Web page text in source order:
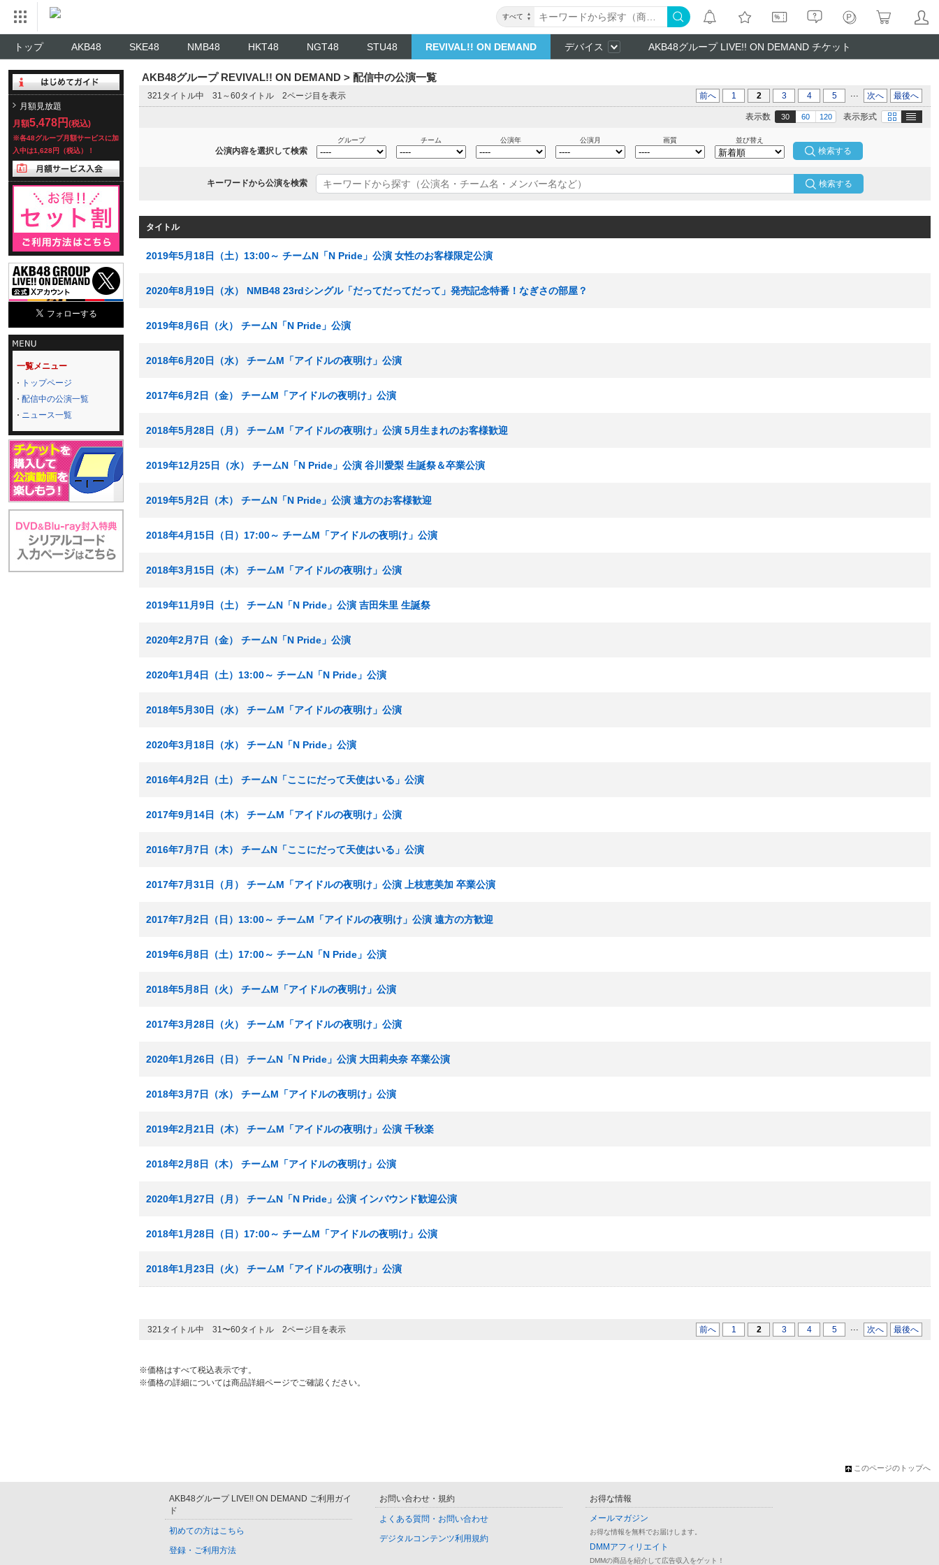
すべて
トップ AKB48 SKE48 NMB48 HKT48 NGT48 STU48 REVIVAL!! ON DEMAND デバイス AKB48グループ LIVE!! ON DEMAND チケット
月額見放題
月額5,478円 (税込)
※各48グループ月額サービスに加
入中は1,628円（税込）！
一覧メニュー
トップページ
配信中の公演一覧
ニュース一覧
AKB48グループ REVIVAL!! ON DEMAND > 配信中の公演一覧
321タイトル中 31～60タイトル 2ページ目を表示 前へ 1 2 3 4 5 ... 次へ 最後へ
表示形式 画像
表示数 30 60 120
公演内容を選択して検索
グループ チーム 公演年 公演月 画質 並び替え
キーワードから公演を検索 検索する
タイトル
2019年5月18日（土）13:00～ チームN「N Pride」公演 女性のお客様限定公演
2020年8月19日（水） NMB48 23rdシングル「だってだってだって」発売記念特番！なぎさの部屋？
2019年8月6日（火） チームN「N Pride」公演
2018年6月20日（水） チームM「アイドルの夜明け」公演
2017年6月2日（金） チームM「アイドルの夜明け」公演
2018年5月28日（月） チームM「アイドルの夜明け」公演 5月生まれのお客様歓迎
2019年12月25日（水） チームN「N Pride」公演 谷川愛梨 生誕祭＆卒業公演
2019年5月2日（木） チームN「N Pride」公演 遠方のお客様歓迎
2018年4月15日（日）17:00～ チームM「アイドルの夜明け」公演
2018年3月15日（木） チームM「アイドルの夜明け」公演
2019年11月9日（土） チームN「N Pride」公演 吉田朱里 生誕祭
2020年2月7日（金） チームN「N Pride」公演
2020年1月4日（土）13:00～ チームN「N Pride」公演
2018年5月30日（水） チームM「アイドルの夜明け」公演
2020年3月18日（水） チームN「N Pride」公演
2016年4月2日（土） チームN「ここにだって天使はいる」公演
2017年9月14日（木） チームM「アイドルの夜明け」公演
2016年7月7日（木） チームN「ここにだって天使はいる」公演
2017年7月31日（月） チームM「アイドルの夜明け」公演 上枝恵美加 卒業公演
2017年7月2日（日）13:00～ チームM「アイドルの夜明け」公演 遠方の方歓迎
2019年6月8日（土）17:00～ チームN「N Pride」公演
2018年5月8日（火） チームM「アイドルの夜明け」公演
2017年3月28日（火） チームM「アイドルの夜明け」公演
2020年1月26日（日） チームN「N Pride」公演 大田莉央奈 卒業公演
2018年3月7日（水） チームM「アイドルの夜明け」公演
2019年2月21日（木） チームM「アイドルの夜明け」公演 千秋楽
2018年2月8日（木） チームM「アイドルの夜明け」公演
2020年1月27日（月） チームN「N Pride」公演 インバウンド歓迎公演
2018年1月28日（日）17:00～ チームM「アイドルの夜明け」公演
2018年1月23日（火） チームM「アイドルの夜明け」公演
321タイトル中 31〜60タイトル 2ページ目を表示 前へ 1 2 3 4 5 ... 次へ 最後へ
※価格はすべて税込表示です。
※価格の詳細については商品詳細ページでご確認ください。
このページのトップへ
AKB48グループ LIVE!! ON DEMAND ご利用ガイ
ド
初めての方はこちら
登録・ご利用方法
お問い合わせ・規約
よくある質問・お問い合わせ
デジタルコンテンツ利用規約
お得な情報
メールマガジン
お得な情報を無料でお届けします。
DMMアフィリエイト
DMMの商品を紹介して広告収入をゲット！